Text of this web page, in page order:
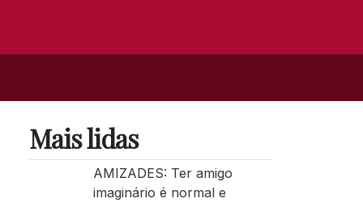
Mais lidas
AMIZADES: Ter amigo
imaginário é normal e